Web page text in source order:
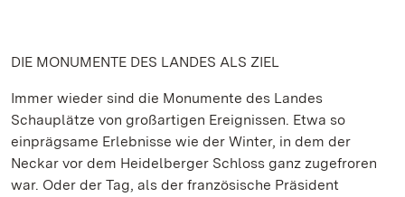
DIE MONUMENTE DES LANDES ALS ZIEL
Immer wieder sind die Monumente des Landes
Schauplätze von großartigen Ereignissen. Etwa so
einprägsame Erlebnisse wie der Winter, in dem der
Neckar vor dem Heidelberger Schloss ganz zugefroren
war. Oder der Tag, als der französische Präsident